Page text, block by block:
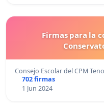
Firmas para la
Consejo Escolar del CPM
702 firmas
1 Jun 2024